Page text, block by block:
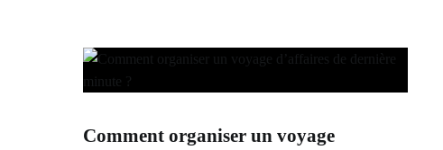
Comment organiser un voyage